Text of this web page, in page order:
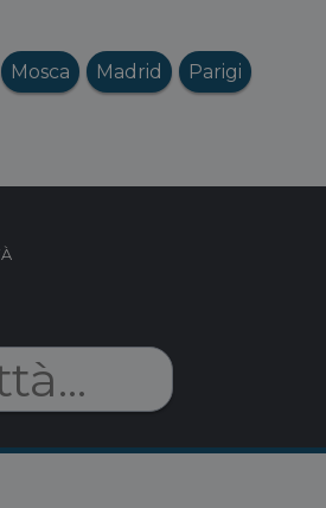
Mosca Madrid Parigi